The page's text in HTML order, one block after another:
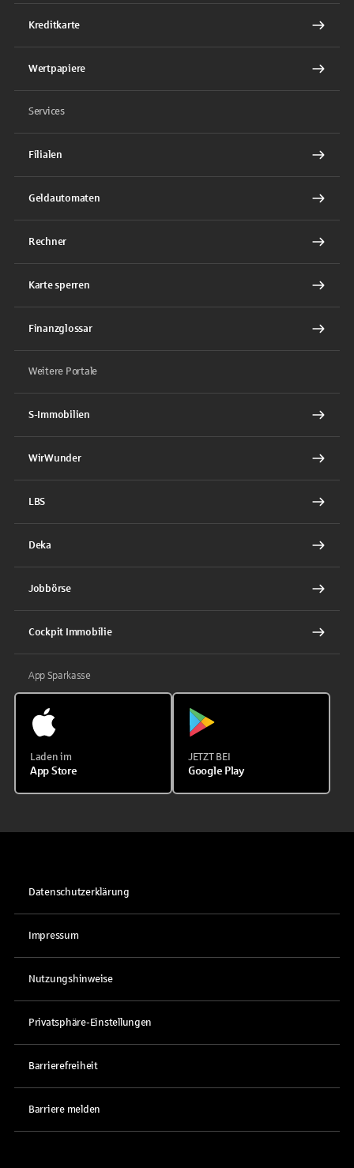
Kreditkarte
Wertpapiere
Services
Filialen
Geldautomaten
Rechner
Karte sperren
Finanzglossar
Weitere Portale
S-Immobilien
WirWunder
LBS
Deka
Jobbörse
Cockpit Immobilie
App Sparkasse
Laden im
App Store
JETZT BEI
Google Play
Datenschutzerklärung
Impressum
Nutzungshinweise
Privatsphäre-Einstellungen
Barrierefreiheit
Barriere melden